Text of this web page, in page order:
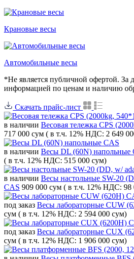
Крановые весы
Автомобильные весы
*Не является публичной офертой. За
информацией по ценам и наличию
Скачать прайс-лист
в наличии Весовая тележка CPS
717 000 сум ( в т.ч. 12% НДС: 2 649
в наличии Весы DL (60N) напольные
( в т.ч. 12% НДС: 515 000 сум)
в наличии Весы настольные SW-20
CAS 909 000 сум ( в т.ч. 12% НДС: 98
под заказ Весы лабораторные CUW
сум ( в т.ч. 12% НДС: 2 594 000 сум)
под заказ Весы лабораторные CUX
сум ( в т.ч. 12% НДС: 1 906 000 сум)